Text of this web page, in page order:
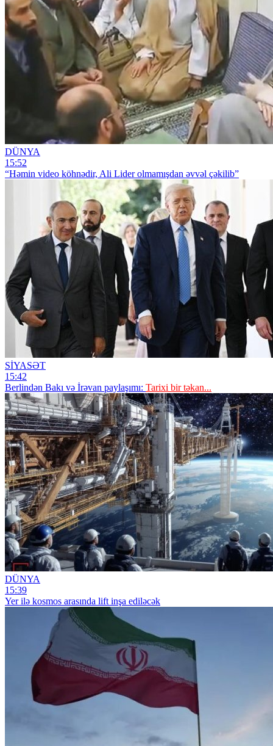
DÜNYA
15:52
“Həmin video köhnədir, Ali Lider olmamışdan əvvəl çəkilib”
SİYASƏT
15:42
Berlindən Bakı və İrəvan paylaşımı: Tarixi bir təkan...
DÜNYA
15:39
Yer ilə kosmos arasında lift inşa ediləcək